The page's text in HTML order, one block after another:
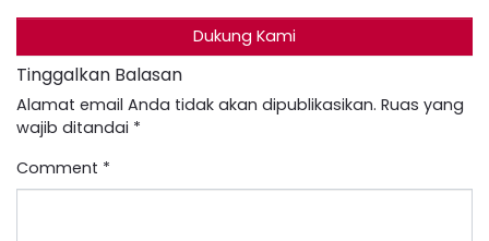
Dukung Kami
Tinggalkan Balasan
Alamat email Anda tidak akan dipublikasikan. Ruas yang
wajib ditandai *
Comment *